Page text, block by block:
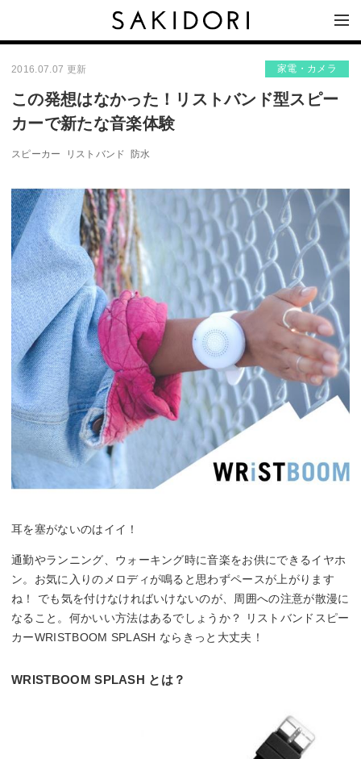
2016.07.07 更新 家電・カメラ
この発想はなかった！リストバンド型スピー
カーで新たな音楽体験
スピーカー リストバンド 防水
耳を塞がないのはイイ！
通勤やランニング、ウォーキング時に音楽をお供にできるイヤホ
ン。お気に入りのメロディが鳴ると思わずペースが上がります
ね！ でも気を付けなければいけないのが、周囲への注意が散漫に
なること。何かいい方法はあるでしょうか？ リストバンドスピー
カーWRISTBOOM SPLASH ならきっと大丈夫！
WRISTBOOM SPLASH とは？